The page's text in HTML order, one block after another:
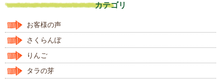
カテゴリ
お客様の声
さくらんぼ
りんご
タラの芽